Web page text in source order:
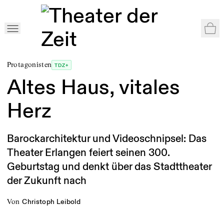
Shop >
Protagonisten TDZ+
Altes Haus, vitales
Herz
Barockarchitektur und Videoschnipsel: Das
Theater Erlangen feiert seinen 300.
Geburtstag und denkt über das Stadttheater
der Zukunft nach
von Christoph Leibold